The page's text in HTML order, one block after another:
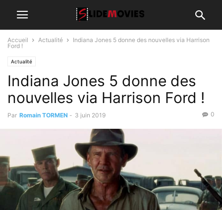
Accueil Actualité
Indiana Jones 5 donne des nouvelles via Harrison
Ford !
Actualité
Indiana Jones 5 donne des
nouvelles via Harrison Ford !
Par Romain TORMEN - 3 juin 2019 0